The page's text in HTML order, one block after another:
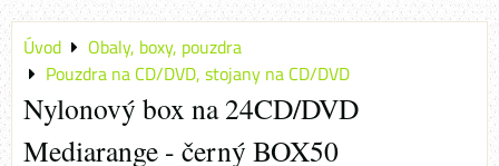
Úvod
Obaly, boxy, pouzdra
Pouzdra na CD/DVD, stojany na CD/DVD
Nylonový box na 24CD/DVD
Mediarange - černý BOX50